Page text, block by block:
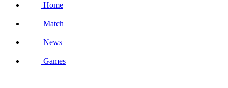
Home
Match
News
Games